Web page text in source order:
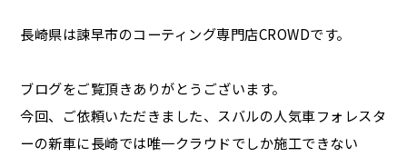
長崎県は諫早市のコーティング専門店CROWDです。
ブログをご覧頂きありがとうございます。
今回、ご依頼いただきました、スバルの人気車フォレスタ
ーの新車に長崎では唯一クラウドでしか施工できない